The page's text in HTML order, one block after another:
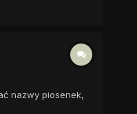
nazwy piosenek,